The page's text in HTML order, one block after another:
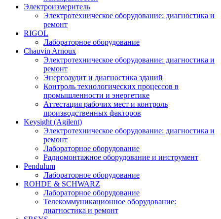
Электроизмеритель
Электротехническое оборудование: диагностика и
ремонт
RIGOL
Лабораторное оборудование
Chauvin Arnoux
Электротехническое оборудование: диагностика и
ремонт
Энергоаудит и диагностика зданий
Контроль технологических процессов в
промышленности и энергетике
Аттестация рабочих мест и контроль
производственных факторов
Keysight (Agilent)
Электротехническое оборудование: диагностика и
ремонт
Лабораторное оборудование
Радиомонтажное оборудование и инструмент
Pendulum
Лабораторное оборудование
ROHDE & SCHWARZ
Лабораторное оборудование
Телекоммуникационное оборудование:
диагностика и ремонт